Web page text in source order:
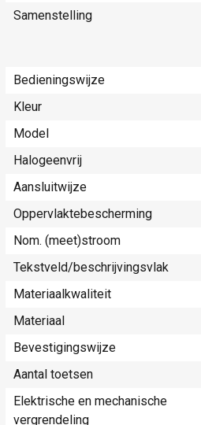
Samenstelling
Bedieningswijze
Kleur
Model
Halogeenvrij
Aansluitwijze
Oppervlaktebescherming
Nom. (meet)stroom
Tekstveld/beschrijvingsvlak
Materiaalkwaliteit
Materiaal
Bevestigingswijze
Aantal toetsen
Elektrische en mechanische
vergrendeling